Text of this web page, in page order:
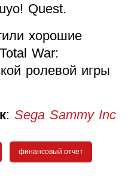
Quest.
хорошие
War:
ролевой игры
: Sega Sammy Inc
финансовый отчет